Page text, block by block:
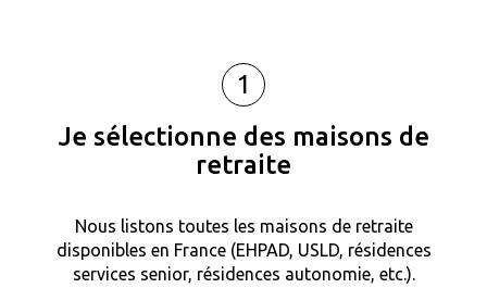
1
Je sélectionne des maisons de
retraite
Nous listons toutes les maisons de retraite
disponibles en France (EHPAD, USLD, résidences
services senior, résidences autonomie, etc.).